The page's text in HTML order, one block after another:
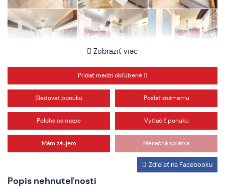
Zobraziť viac
Pridať medzi obľúbené
Sledovať ponuku Poslať známemu
Poloha na mape Vytlačiť ponuku
Mám záujem Mesačná splátka
Popis nehnuteľnosti
Zdieľať na Facebooku